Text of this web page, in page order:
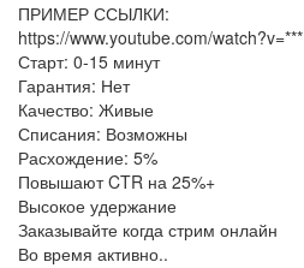
ПРИМЕР ССЫЛКИ:
https://www.youtube.com/watch?v=***
Старт: 0-15 минут
Гарантия: Нет
Качество: Живые
Списания: Возможны
Расхождение: 5%
Повышают CTR на 25%+
Высокое удержание
Заказывайте когда стрим онлайн
Во время активно..